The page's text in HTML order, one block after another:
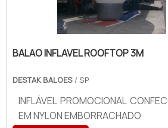
BALAO INFLAVEL ROOFTOP 3M
DESTAK BALOES / SP
INFLÁVEL PROMOCIONAL
EM NYLON EMBORRACHADO